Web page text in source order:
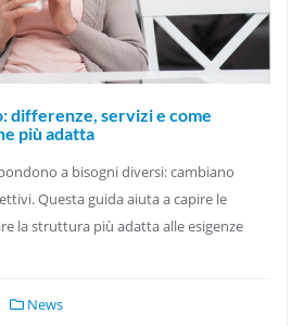
differenze, servizi e come
più adatta
a bisogni diversi: cambiano
Questa guida aiuta a capire le
la struttura più adatta alle esigenze
News